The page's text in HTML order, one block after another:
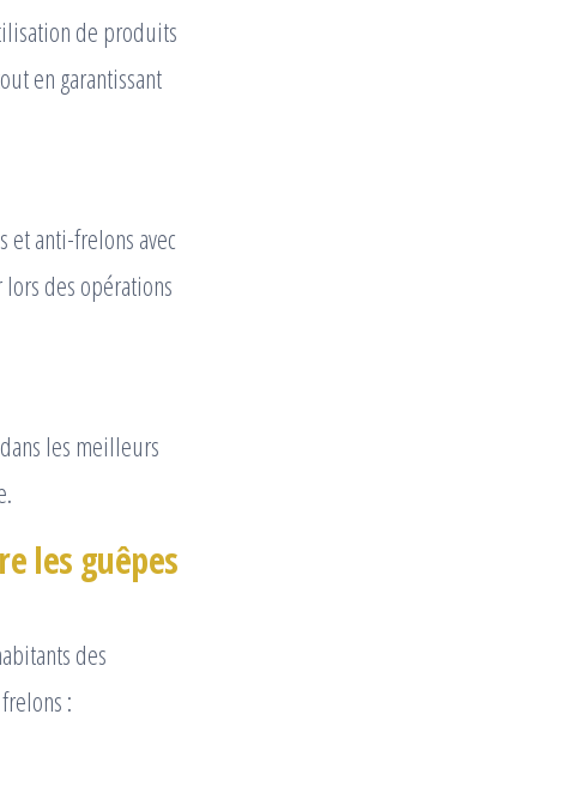
de produits
en garantissant
et anti-frelons avec
des opérations
les meilleurs
les guêpes
des
: